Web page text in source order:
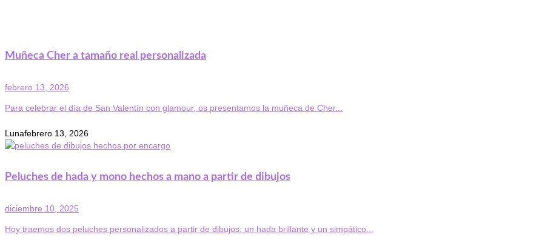
Muñeca Cher a tamaño real personalizada
febrero 13, 2026
Para celebrar el día de San Valentín con glamour, os presentamos la muñeca de Cher...
Lunafebrero 13, 2026
Peluches de hada y mono hechos a mano a partir de dibujos
diciembre 10, 2025
Hoy traemos dos peluches personalizados a partir de dibujos: un hada brillante y un simpático...